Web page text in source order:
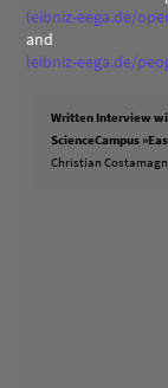
leibniz-eega.de/
and
leibniz-eega.de/
Written Interview
ScienceCampus
Christian